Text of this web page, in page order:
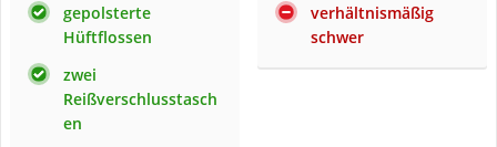
gepolsterte
Hüftflossen
zwei
Reißverschlusstasch
en
verhältnismäßig
schwer